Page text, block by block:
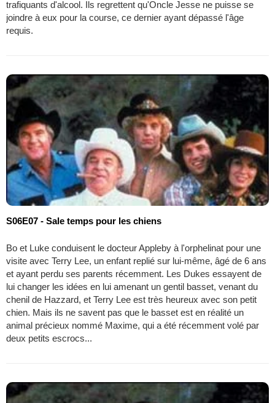
trafiquants d'alcool. Ils regrettent qu'Oncle Jesse ne puisse se
joindre à eux pour la course, ce dernier ayant dépassé l'âge
requis.
S06E07 - Sale temps pour les chiens
Bo et Luke conduisent le docteur Appleby à l'orphelinat pour une
visite avec Terry Lee, un enfant replié sur lui-même, âgé de 6 ans
et ayant perdu ses parents récemment. Les Dukes essayent de
lui changer les idées en lui amenant un gentil basset, venant du
chenil de Hazzard, et Terry Lee est très heureux avec son petit
chien. Mais ils ne savent pas que le basset est en réalité un
animal précieux nommé Maxime, qui a été récemment volé par
deux petits escrocs...